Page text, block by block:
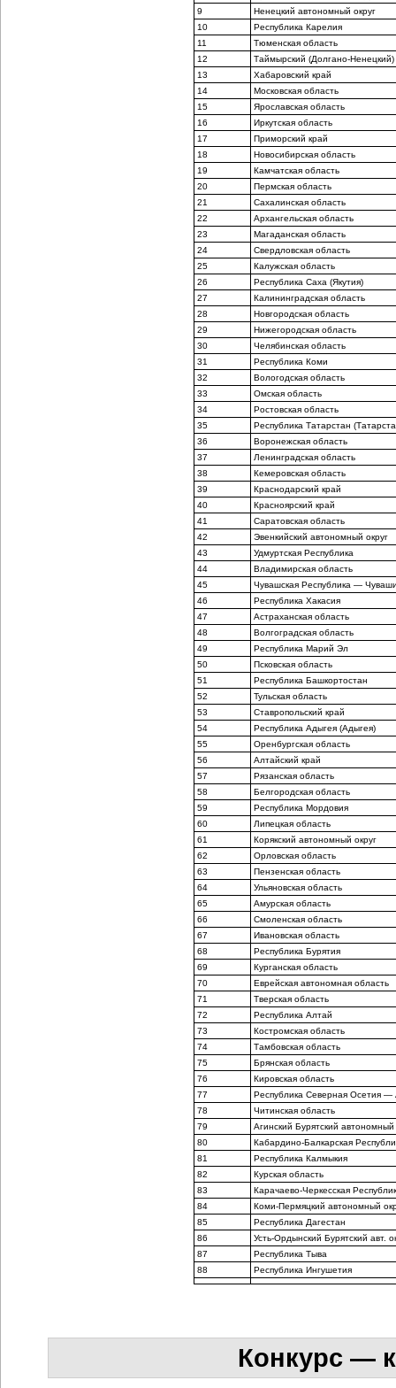
9
Ненецкий автономный округ
10
Республика Карелия
11
Тюменская область
12
Таймырский (Долгано-Ненецкий)
13
Хабаровский край
14
Московская область
15
Ярославская область
16
Иркутская область
17
Приморский край
18
Новосибирская область
19
Камчатская область
20
Пермская область
21
Сахалинская область
22
Архангельская область
23
Магаданская область
24
Свердловская область
25
Калужская область
26
Республика Саха (Якутия)
27
Калининградская область
28
Новгородская область
29
Нижегородская область
30
Челябинская область
31
Республика Коми
32
Вологодская область
33
Омская область
34
Ростовская область
35
Республика Татарстан
36
Воронежская область
37
Ленинградская область
38
Кемеровская область
39
Краснодарский край
40
Красноярский край
41
Саратовская область
42
Эвенкийский автономный округ
43
Удмуртская Республика
44
Владимирская область
45
Чувашская Республика —
46
Республика Хакасия
47
Астраханская область
48
Волгоградская область
49
Республика Марий Эл
50
Псковская область
51
Республика Башкортостан
52
Тульская область
53
Ставропольский край
54
Республика Адыгея (Адыгея)
55
Оренбургская область
56
Алтайский край
57
Рязанская область
58
Белгородская область
59
Республика Мордовия
60
Липецкая область
61
Корякский автономный округ
62
Орловская область
63
Пензенская область
64
Ульяновская область
65
Амурская область
66
Смоленская область
67
Ивановская область
68
Республика Бурятия
69
Курганская область
70
Еврейская автономная область
71
Тверская область
72
Республика Алтай
73
Костромская область
74
Тамбовская область
75
Брянская область
76
Кировская область
77
Республика Северная Осетия —
78
Читинская область
79
Агинский Бурятский автономный
80
Кабардино-Балкарская
81
Республика Калмыкия
82
Курская область
83
Карачаево-Черкесская
84
Коми-Пермяцкий автономный
85
Республика Дагестан
86
Усть-Ордынский Бурятский авт.
87
Республика Тыва
88
Республика Ингушетия
Конкурс —